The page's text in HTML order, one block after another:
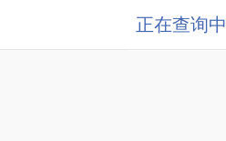
正在查询中